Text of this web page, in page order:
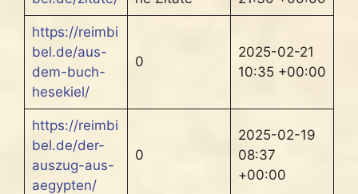
https://reimbi
bel.de/aus-
dem-buch-
hesekiel/
0
2025-02-21
10:35 +00:00
https://reimbi
bel.de/der-
auszug-aus-
aegypten/
0
2025-02-19
08:37
+00:00